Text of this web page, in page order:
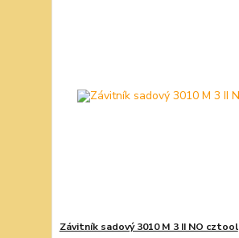
Závitník sadový 3010 M 3 II NO cztool